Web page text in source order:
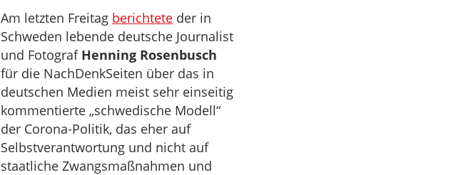
Am letzten Freitag berichtete der in
Schweden lebende deutsche Journalist
und Fotograf Henning Rosenbusch
für die NachDenkSeiten über das in
deutschen Medien meist sehr einseitig
kommentierte „schwedische Modell“
der Corona-Politik, das eher auf
Selbstverantwortung und nicht auf
staatliche Zwangsmaßnahmen und